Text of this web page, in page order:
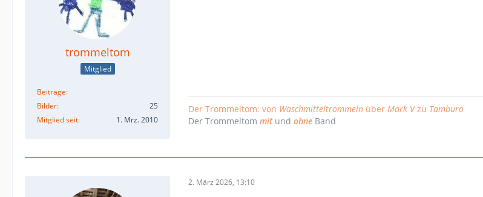
trommeltom
Mitglied
Beiträge
Bilder
25
Mitglied seit
1. Mrz. 2010
Der Trommeltom: von Waschmitteltrommeln über Mark Vzu Tamburo
Der Trommeltom mitund ohne Band
2. März 2026, 13:10